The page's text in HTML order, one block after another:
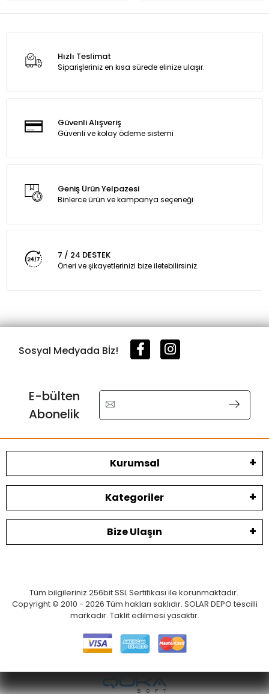
Hızlı Teslimat
Siparişleriniz en kısa sürede elinize ulaşır.
Güvenli Alışveriş
Güvenli ve kolay ödeme sistemi
Geniş Ürün Yelpazesi
Binlerce ürün ve kampanya seçeneği
7 / 24 DESTEK
Öneri ve şikayetlerinizi bize iletebilirsiniz.
Sosyal Medyada Bİz!
E-bülten
Abonelik
Kurumsal
Kategoriler
Bize Ulaşın
Tüm bilgileriniz 256bit SSL Sertifikası ile korunmaktadır.
Copyright © 2010 - 2026 Tüm hakları saklıdır. SOLAR DEPO tescilli
markadır. Taklit edilmesi yasaktır.